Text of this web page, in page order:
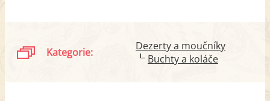
Kategorie:
Dezerty a moučníky
Buchty a koláče